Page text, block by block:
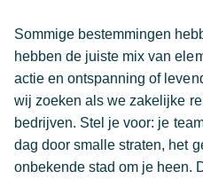
Sommige bestemmingen
hebben de juiste mix van
actie en ontspanning of
wij zoeken als we zakelijke
bedrijven. Stel je voor: je
dag door smalle straten, het
onbekende stad om je heen.